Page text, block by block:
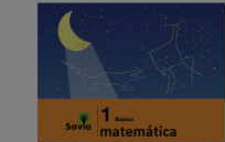
VER DETALLES